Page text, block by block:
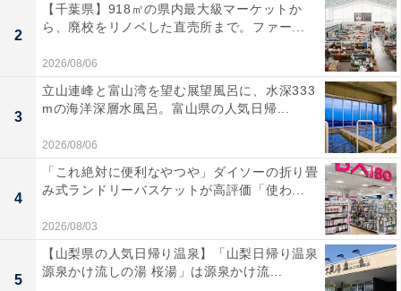
2
【千葉県】918㎡の県内最大級マーケットか
ら、廃校をリノベした直売所まで。ファー...
2026/08/06
3
立山連峰と富山湾を望む展望風呂に、水深333
mの海洋深層水風呂。富山県の人気日帰...
2026/08/06
4
「これ絶対に便利なやつや」ダイソーの折り畳
み式ランドリーバスケットが高評価「使わ...
2026/08/03
5
【山梨県の人気日帰り温泉】「山梨日帰り温泉
源泉かけ流しの湯 桜湯」は源泉かけ流...